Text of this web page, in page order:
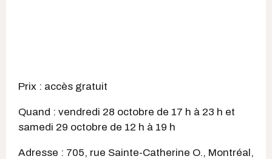
Prix : accès gratuit
Quand : vendredi 28 octobre de 17 h à 23 h et
samedi 29 octobre de 12 h à 19 h
Adresse : 705, rue Sainte-Catherine O., Montréal,